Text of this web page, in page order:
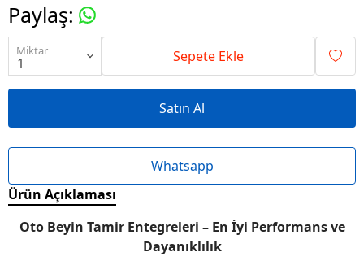
Paylaş:
Miktar Sepete Ekle
Satın Al
Whatsapp
Ürün Açıklaması
Oto Beyin Tamir Entegreleri – En İyi Performans ve
Dayanıklılık